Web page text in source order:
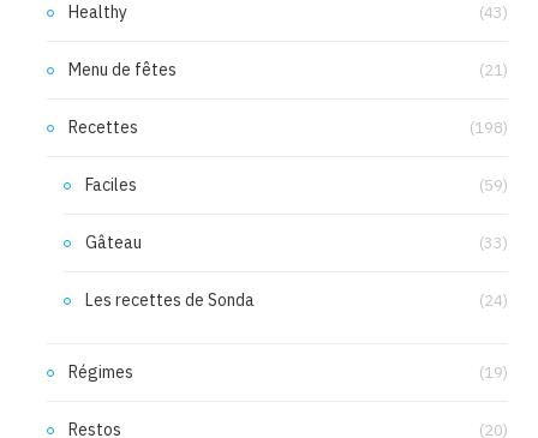
Healthy (43)
Menu de fêtes (21)
Recettes (198)
Faciles (59)
Gâteau (33)
Les recettes de Sonda (24)
Régimes (19)
Restos (20)